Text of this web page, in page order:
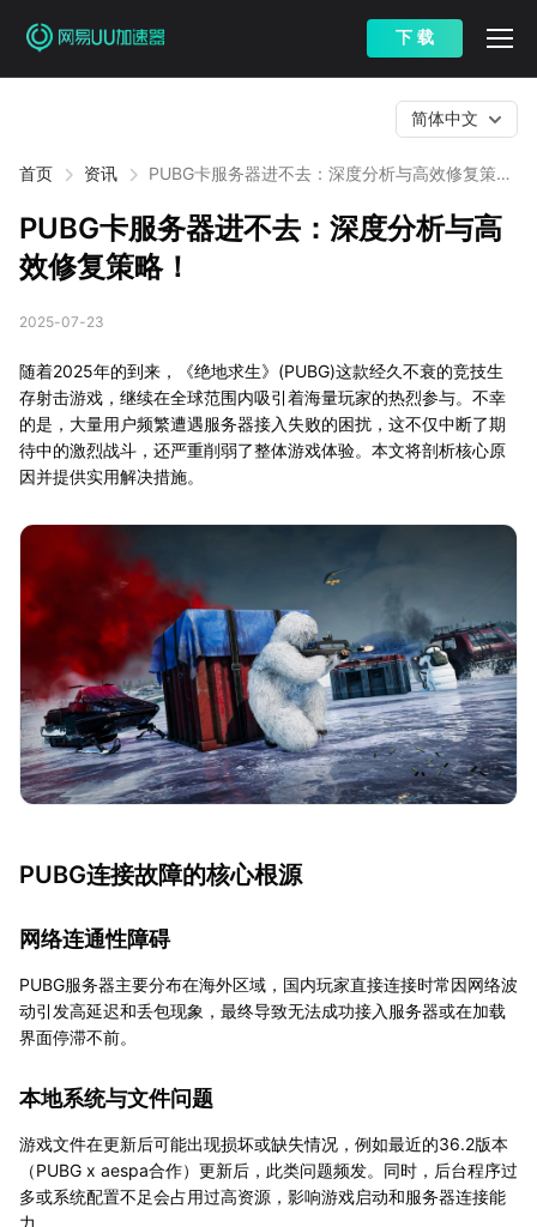
下 载
首页 资讯
PUBG卡服务器进不去：深度分析与高效修复策
简体中文
PUBG卡服务器进不去：深度分析与高
效修复策略！
2025-07-23
随着2025年的到来，《绝地求生》(PUBG)这款经久不衰的竞技生
存射击游戏，继续在全球范围内吸引着海量玩家的热烈参与。不幸
的是，大量用户频繁遭遇服务器接入失败的困扰，这不仅中断了期
待中的激烈战斗，还严重削弱了整体游戏体验。本文将剖析核心原
因并提供实用解决措施。
PUBG连接故障的核心根源
网络连通性障碍
PUBG服务器主要分布在海外区域，国内玩家直接连接时常因网络波
动引发高延迟和丢包现象，最终导致无法成功接入服务器或在加载
界面停滞不前。
本地系统与文件问题
游戏文件在更新后可能出现损坏或缺失情况，例如最近的36.2版本
（PUBG x aespa合作）更新后，此类问题频发。同时，后台程序过
多或系统配置不足会占用过高资源，影响游戏启动和服务器连接能
力。